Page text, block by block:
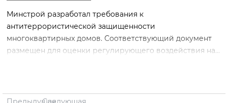
Минстрой разработал требования к
антитеррористической защищенности
многоквартирных домов. Соответствующий документ
размещен для оценки регулирующего воздействия на...